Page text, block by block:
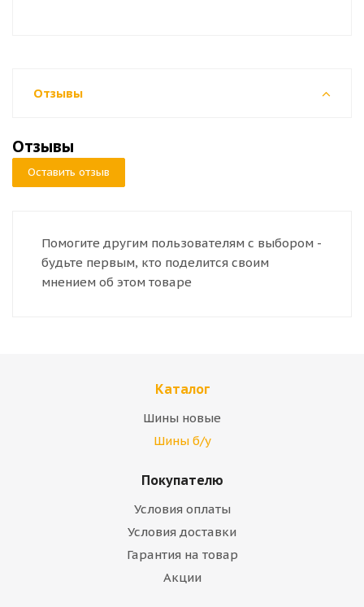
Отзывы
Отзывы
Оставить отзыв
Помогите другим пользователям с выбором -
будьте первым, кто поделится своим
мнением об этом товаре
Каталог
Шины новые
Шины б/у
Покупателю
Условия оплаты
Условия доставки
Гарантия на товар
Акции